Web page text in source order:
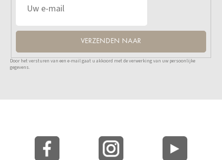
VERZENDEN NAAR
Door het versturen van een e-mail gaat u akkoord met de verwerking van uw persoonlijke
gegevens.